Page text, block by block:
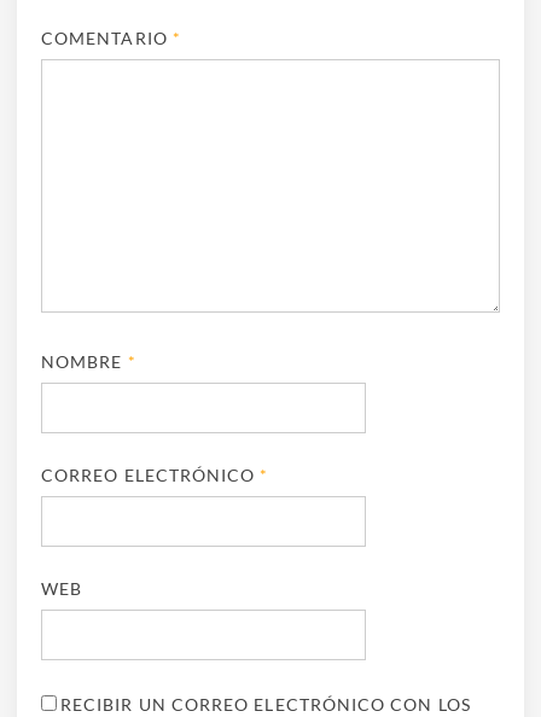
COMENTARIO *
NOMBRE *
CORREO ELECTRÓNICO *
WEB
RECIBIR UN CORREO ELECTRÓNICO CON LOS